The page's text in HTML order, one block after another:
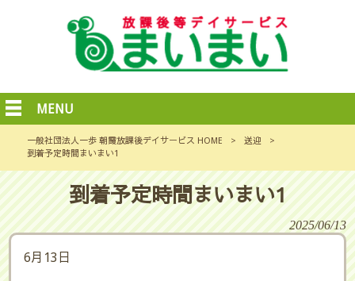
MENU
一般社団法人一歩 朝霞放課後デイサービス HOME > 送迎
>
到着予定時間まいまい1
到着予定時間まいまい1
2025/06/13
6月13日